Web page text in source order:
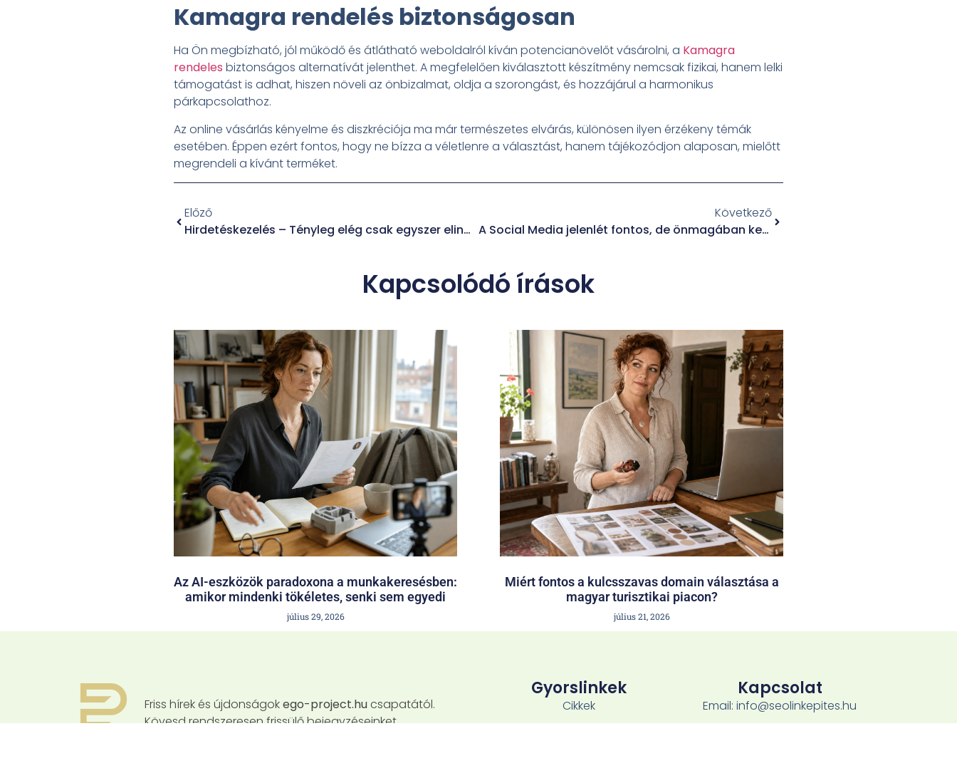
Kamagra rendelés biztonságosan
Ha Ön megbízható, jól működő és átlátható weboldalról kíván potencianövelőt vásárolni, a Kamagra
rendeles biztonságos alternatívát jelenthet. A megfelelően kiválasztott készítmény nemcsak fizikai, hanem lelki
támogatást is adhat, hiszen növeli az önbizalmat, oldja a szorongást, és hozzájárul a harmonikus
párkapcsolathoz.
Az online vásárlás kényelme és diszkréciója ma már természetes elvárás, különösen ilyen érzékeny témák
esetében. Éppen ezért fontos, hogy ne bízza a véletlenre a választást, hanem tájékozódjon alaposan, mielőtt
megrendeli a kívánt terméket.
Előző
Hirdetéskezelés – Tényleg elég csak egyszer elindítani egy-két kampányt?
Következő
A Social Media jelenlét fontos, de önmagában kevés a sikerhez
Kapcsolódó írások
Az AI-eszközök paradoxona a munkakeresésben:
amikor mindenki tökéletes, senki sem egyedi
július 29, 2026
Miért fontos a kulcsszavas domain választása a
magyar turisztikai piacon?
július 21, 2026
Friss hírek és újdonságokego-project.hucsapatától.
Kövesd rendszeresen frissülő bejegyzéseinket.
Gyorslinkek
Cikkek
Kapcsolat
Email: info@seolinkepites.hu